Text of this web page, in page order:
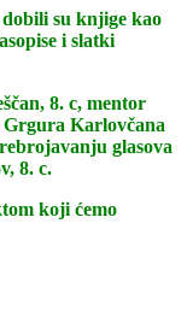
su knjige kao
i slatki
8. c, mentor
Karlovčana
glasova
8. c.
koji ćemo